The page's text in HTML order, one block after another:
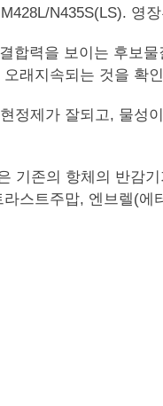
N435S(LS). 영
합력을 보이는 후보
래지속되는 것을 확
정제가 잘되고, 물성
기존의 항체의 반감
스트주맙, 엔브렐(